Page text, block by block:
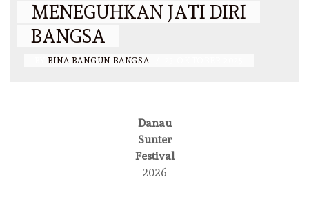
MENEGUHKAN JATI DIRI
BANGSA
BINA BANGUN BANGSA
Danau
Sunter
Festival
2026